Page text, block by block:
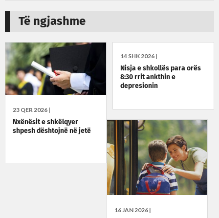
Të ngjashme
23 QER 2026 |
Nxënësit e shkëlqyer
shpesh dështojnë në jetë
14 SHK 2026 |
Nisja e shkollës para orës
8:30 rrit ankthin e
depresionin
16 JAN 2026 |